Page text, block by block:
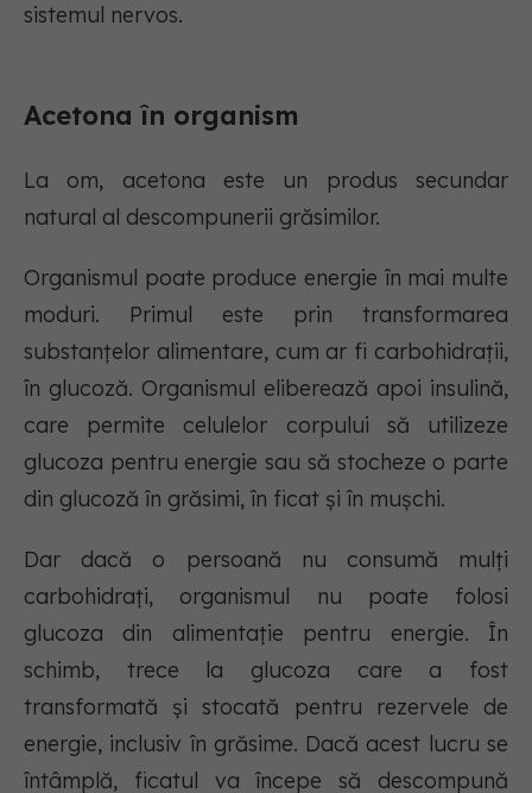
sistemul nervos.
Acetona în organism
La om, acetona este un produs secundar
natural al descompunerii grăsimilor.
Organismul poate produce energie în mai multe
moduri. Primul este prin transformarea
substanțelor alimentare, cum ar fi carbohidrații,
în glucoză. Organismul eliberează apoi insulină,
care permite celulelor corpului să utilizeze
glucoza pentru energie sau să stocheze o parte
din glucoză în grăsimi, în ficat și în mușchi.
Dar dacă o persoană nu consumă mulți
carbohidrați, organismul nu poate folosi
glucoza din alimentație pentru energie. În
schimb, trece la glucoza care a fost
transformată și stocată pentru rezervele de
energie, inclusiv în grăsime. Dacă acest lucru se
întâmplă, ficatul va începe să descompună